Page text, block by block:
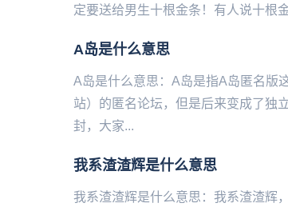
定要送给男生十根金条！有人说十根
A岛是什么意思
A岛是什么意思：A岛是指A岛匿名版
站）的匿名论坛，但是后来变成了独
封，大家...
我系渣渣辉是什么意思
我系渣渣辉是什么意思：我系渣渣辉